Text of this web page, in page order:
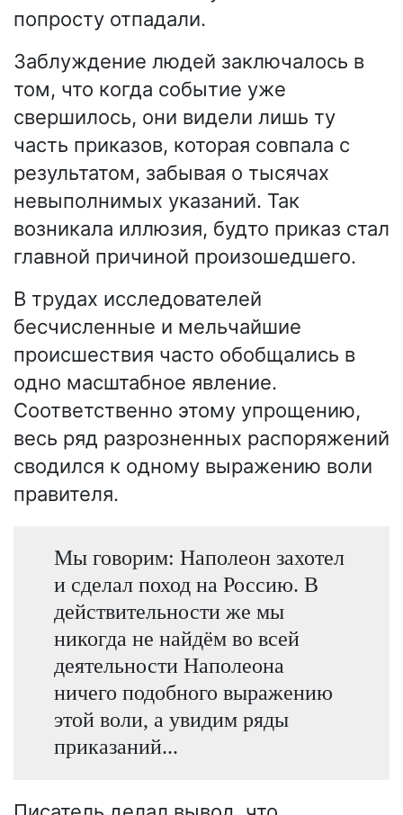
попросту отпадали.
Заблуждение людей заключалось в
том, что когда событие уже
свершилось, они видели лишь ту
часть приказов, которая совпала с
результатом, забывая о тысячах
невыполнимых указаний. Так
возникала иллюзия, будто приказ стал
главной причиной произошедшего.
В трудах исследователей
бесчисленные и мельчайшие
происшествия часто обобщались в
одно масштабное явление.
Соответственно этому упрощению,
весь ряд разрозненных распоряжений
сводился к одному выражению воли
правителя.
Мы говорим: Наполеон захотел
и сделал поход на Россию. В
действительности же мы
никогда не найдём во всей
деятельности Наполеона
ничего подобного выражению
этой воли, а увидим ряды
приказаний...